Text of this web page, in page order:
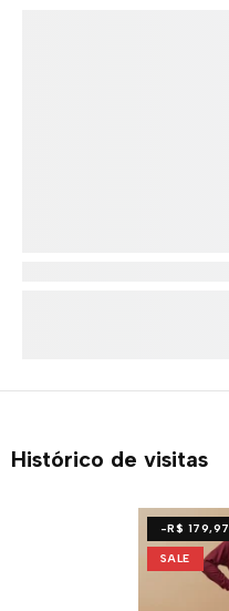
Histórico de visitas
-R$ 179,97
SALE